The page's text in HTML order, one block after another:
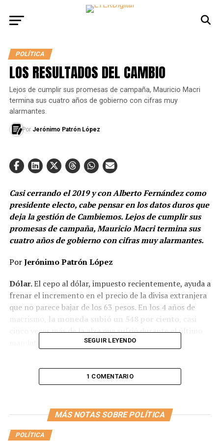
POLÍTICA
LOS RESULTADOS DEL CAMBIO
Lejos de cumplir sus promesas de campaña, Mauricio Macri
termina sus cuatro años de gobierno con cifras muy
alarmantes.
Por Jerónimo Patrón López
Casi cerrando el 2019 y con Alberto Fernández como
presidente electo, cabe pensar en los datos duros que
deja la gestión de Cambiemos. Lejos de cumplir sus
promesas de campaña, Mauricio Macri termina sus
cuatro años de gobierno con cifras muy alarmantes.
PorJerónimo Patrón López
Dólar.El cepo al dólar, impuesto recientemente, ayuda a
frenar el incremento en el precio de la divisa extranjera
que no parece bajar de los 63 pesos. En los 4 años de
macrismo, la moneda subió un 548 por ciento , casi
cinco veces más de la alza que sufrió durante el último
mandato kirchnerista.
dólar, pero sí todos consumen habitualmente productos
y servicios, y la inflación es un factor que juega
sueldo. En este puntoel oficialismo alcanzó la mayor
devaluación de los últimos 28 años. Hoy la tasa
promedio de inflación anual asciende a un 60 por ciento,
SEGUIR LEYENDO
1 COMENTARIO
MÁS NOTAS SOBRE POLÍTICA
POLÍTICA